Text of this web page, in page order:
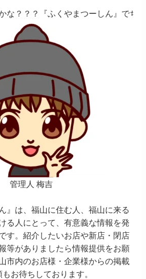
ーしん』でちょっとしたバイト、し
管理人 梅吉
』は、福山に住む人、福山に来る
る人にとって、有意義な情報を発
す。紹介したいお店や新店・閉店
等がありましたら情報提供をお願
市内のお店様・企業様からの掲載
お待ちしております。